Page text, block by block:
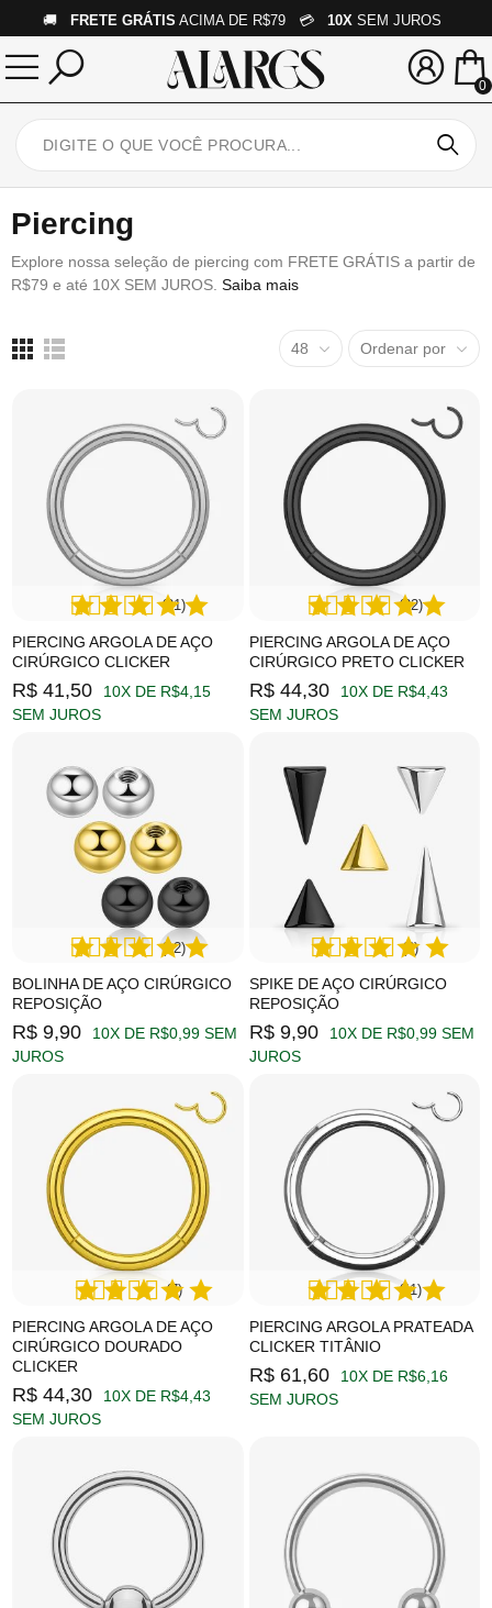
🚚 FRETE GRÁTIS ACIMA DE R$79 💳 10X SEM JUROS
0
Piercing
Explore nossa seleção de piercing com FRETE GRÁTIS a partir de
R$79 e até 10X SEM JUROS. Saiba mais
48 Ordenar por
PIERCING ARGOLA DE AÇO
CIRÚRGICO CLICKER
(21)
R$ 41,50
10X DE R$4,15
SEM JUROS
PIERCING ARGOLA DE AÇO
CIRÚRGICO PRETO CLICKER
(22)
R$ 44,30
10X DE R$4,43
SEM JUROS
BOLINHA DE AÇO CIRÚRGICO
REPOSIÇÃO
(12)
R$ 9,90
10X DE R$0,99 SEM
JUROS
SPIKE DE AÇO CIRÚRGICO
REPOSIÇÃO
(6)
R$ 9,90
10X DE R$0,99 SEM
JUROS
PIERCING ARGOLA DE AÇO
CIRÚRGICO DOURADO
CLICKER
(7)
R$ 44,30
10X DE R$4,43
SEM JUROS
PIERCING ARGOLA PRATEADA
CLICKER TITÂNIO
(11)
R$ 61,60
10X DE R$6,16
SEM JUROS